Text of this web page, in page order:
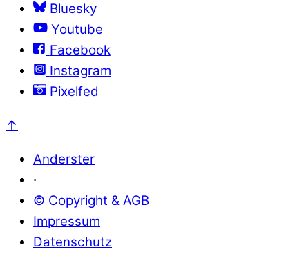
Bluesky
Youtube
Facebook
Instagram
Pixelfed
↑
Anderster
·
© Copyright & AGB
Impressum
Datenschutz